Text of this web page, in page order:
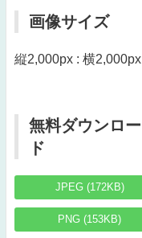
画像サイズ
縦2,000px : 横2,000px
無料ダウンロー
ド
JPEG (172KB)
PNG (153KB)